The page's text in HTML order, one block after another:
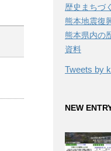
歴史まちづ
熊本地震復
熊本県内の
資料
Tweets by
NEW